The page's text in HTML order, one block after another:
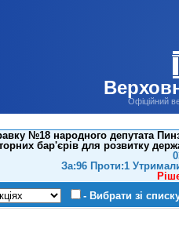
Офіційний
№18 народного депутата
бар'єрів для розвитку
За:96 Проти:1
- Вибрати зі